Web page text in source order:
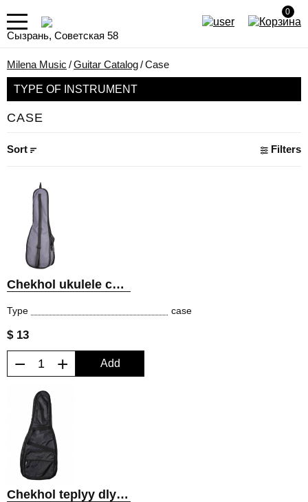
0
Сызрань, Советская 58
Milena Music /Guitar Catalog/Case
CASE
TYPE OF INSTRUMENT
Sort Filters
Chekhol ukulele concert
Type case
$ 13
− + Add
Chekhol teplyy dlya klassicheskoy gitary